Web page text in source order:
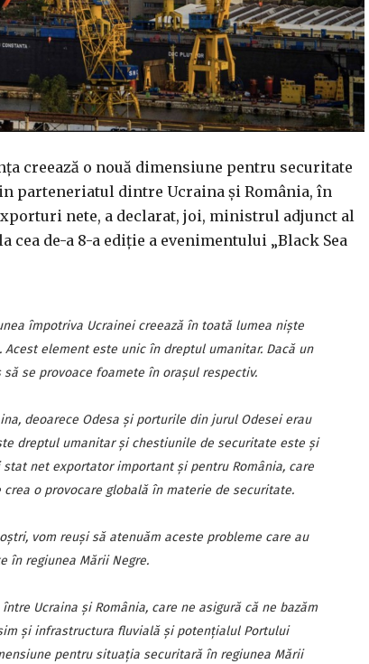
creează o nouă dimensiune pentru securitate
parteneriatul dintre Ucraina şi România, în
nete, a declarat, joi, ministrul adjunct al
cea de-a 8-a ediţie a evenimentului „Black Sea
împotriva Ucrainei creează în toată lumea nişte
element este unic în dreptul umanitar. Dacă un
se provoace foamete în oraşul respectiv.
deoarece Odesa şi porturile din jurul Odesei erau
dreptul umanitar şi chestiunile de securitate este şi
net exportator important şi pentru România, care
o provocare globală în materie de securitate.
vom reuşi să atenuăm aceste probleme care au
în regiunea Mării Negre.
Ucraina şi România, care ne asigură că ne bazăm
şi infrastructura fluvială şi potenţialul Portului
pentru situaţia securitară în regiunea Mării